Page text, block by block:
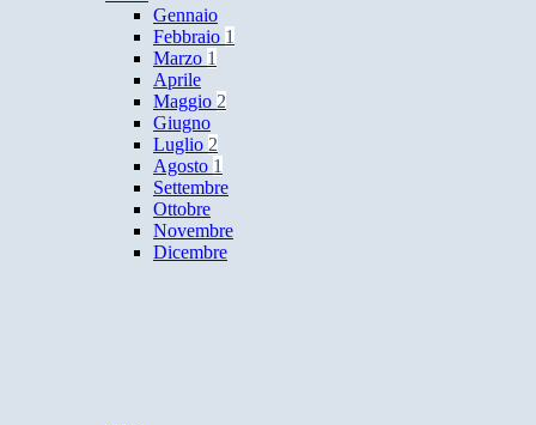
Gennaio
Febbraio 1
Marzo 1
Aprile
Maggio 2
Giugno
Luglio 2
Agosto 1
Settembre
Ottobre
Novembre
Dicembre